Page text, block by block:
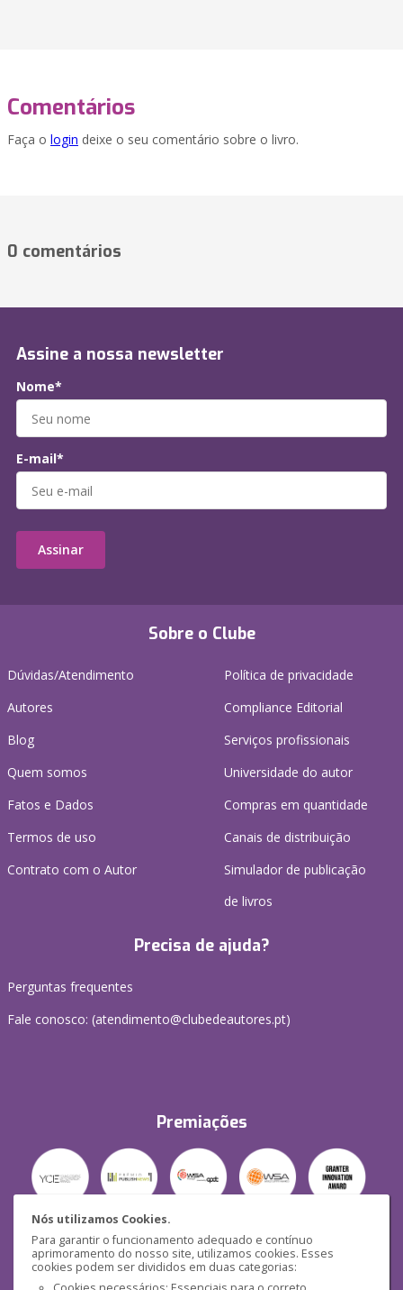
Nós utilizamos Cookies.
Para garantir o funcionamento adequado e contínuo
aprimoramento do nosso site, utilizamos cookies. Esses
cookies podem ser divididos em duas categorias:
Comentários
Faça o login deixe o seu comentário sobre o livro.
0 comentários
Sobre o Clube
Dúvidas/Atendimento
Autores
Blog
Quem somos
Fatos e Dados
Termos de uso
Contrato com o Autor
Política de privacidade
Compliance Editorial
Serviços profissionais
Universidade do autor
Compras em quantidade
Canais de distribuição
Simulador de publicação
de livros
Precisa de ajuda?
Perguntas frequentes
Fale conosco: (atendimento@clubedeautores.pt)
Premiações
Segurança
Assine a nossa newsletter
Nome*
E-mail*
Assinar